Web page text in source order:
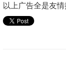
以上广告全是友